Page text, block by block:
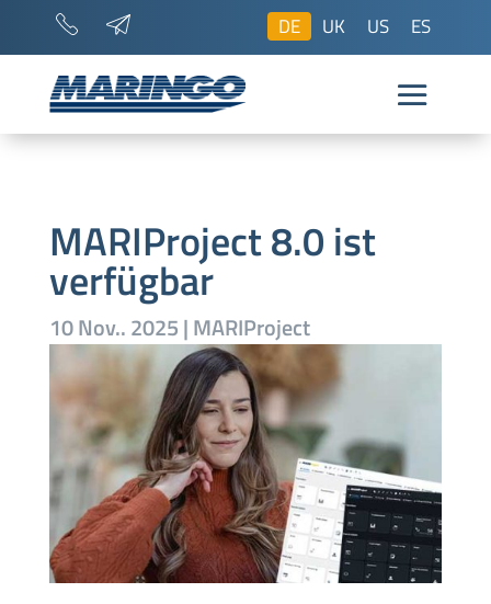
DE UK US ES
MARIProject 8.0 ist
verfügbar
10 Nov.. 2025|MARIProject